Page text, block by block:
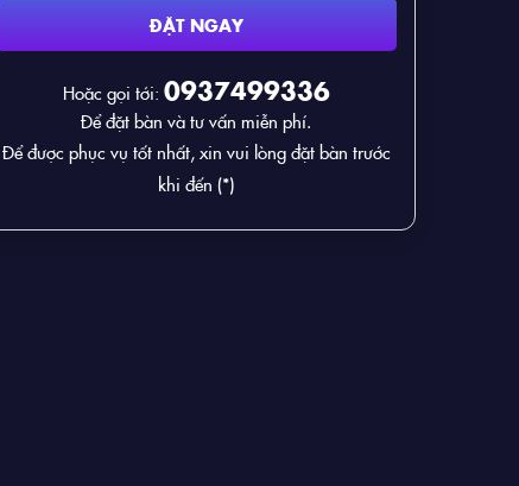
ĐẶT NGAY
Hoặc gọi tới: 0937499336
Để đặt bàn và tư vấn miễn phí.
Để được phục vụ tốt nhất, xin vui lòng đặt bàn trước
khi đến (*)